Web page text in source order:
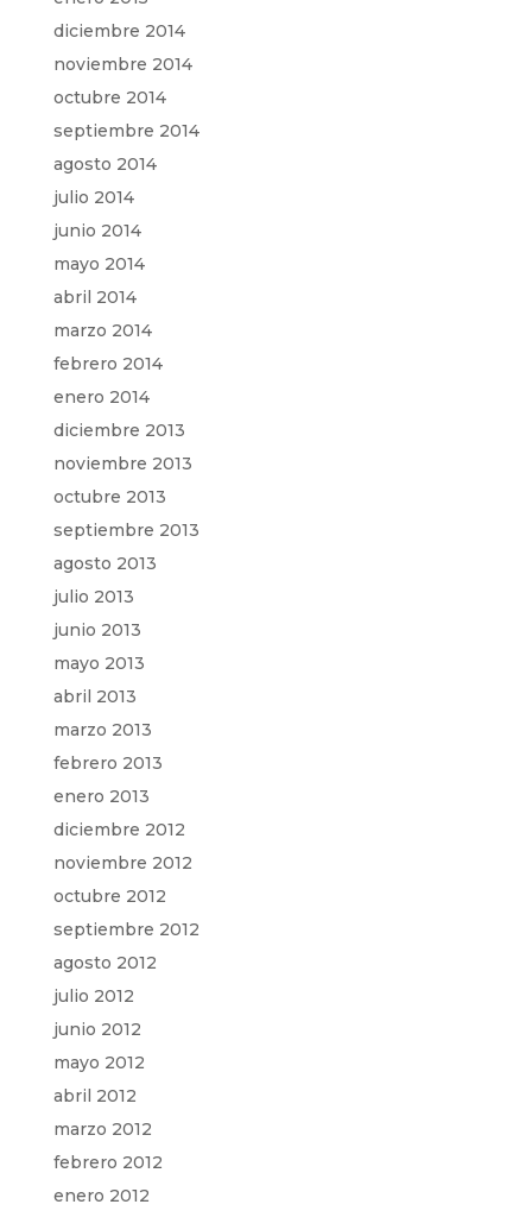
diciembre 2014
noviembre 2014
octubre 2014
septiembre 2014
agosto 2014
julio 2014
junio 2014
mayo 2014
abril 2014
marzo 2014
febrero 2014
enero 2014
diciembre 2013
noviembre 2013
octubre 2013
septiembre 2013
agosto 2013
julio 2013
junio 2013
mayo 2013
abril 2013
marzo 2013
febrero 2013
enero 2013
diciembre 2012
noviembre 2012
octubre 2012
septiembre 2012
agosto 2012
julio 2012
junio 2012
mayo 2012
abril 2012
marzo 2012
febrero 2012
enero 2012